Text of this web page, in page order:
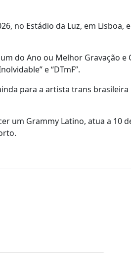
no Estádio da Luz, em
do Ano ou Melhor Gravação e
e “DTmF”.
para a artista trans brasileira
um Grammy Latino, atua a 10